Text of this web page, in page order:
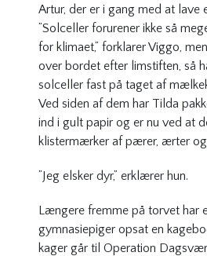
Artur, der er i gang med at lave
”Solceller forurener ikke så
for klimaet,” forklarer Viggo,
over bordet efter limstiften, så
solceller fast på taget af
Ved siden af dem har Tilda
ind i gult papir og er nu ved at
klistermærker af pærer, ærter og
”Jeg elsker dyr,” erklærer hun.
Længere fremme på torvet har
gymnasiepiger opsat en
kager går til Operation